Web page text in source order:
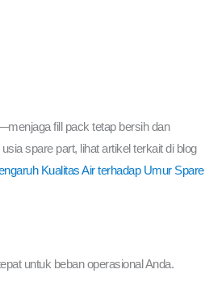
fill pack tetap bersih dan
spare part, lihat artikel terkait di blog
Kualitas Air terhadap Umur Spare
untuk beban operasional Anda.